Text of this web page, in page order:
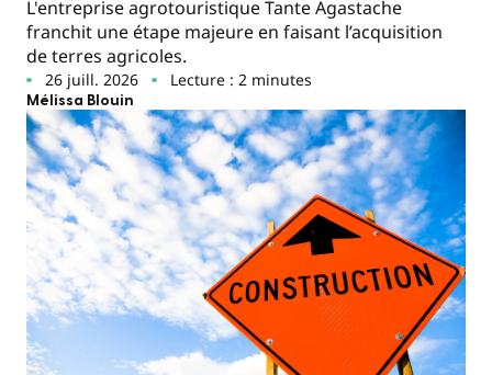
L'entreprise agrotouristique Tante Agastache
franchit une étape majeure en faisant l’acquisition
de terres agricoles.
26 juill. 2026 Lecture : 2 minutes
Mélissa Blouin